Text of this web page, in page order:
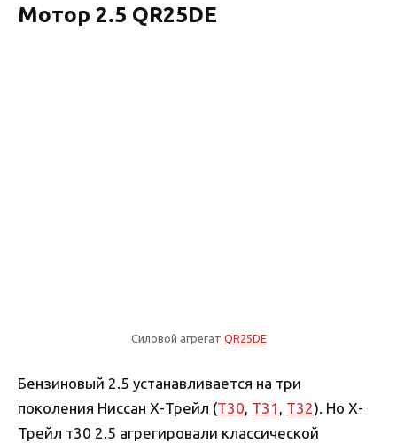
Мотор 2.5 QR25DE
Силовой агрегат QR25DE
Бензиновый 2.5 устанавливается на три
поколения Ниссан Х-Трейл (Т30, Т31 , Т32). Но Х-
Трейл т30 2.5 агрегировали классической